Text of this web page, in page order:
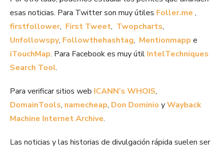
esas noticias. Para Twitter son muy útiles Foller.me ,
firstfollower, First Tweet, Twopcharts,
Unfollowspy, Followthehashtag, Mentionmapp e
iTouchMap. Para Facebook es muy útil IntelTechniques
Search Tool.
Para verificar sitios web ICANN’s WHOIS,
DomainTools, namecheap, Don Dominio yWayback
Machine Internet Archive.
Las noticias y las historias de divulgación rápida suelen ser